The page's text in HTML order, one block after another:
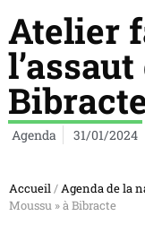
Atelier
Agenda 31/01/2024
Accueil/Agenda de la
Moussu » à Bibracte